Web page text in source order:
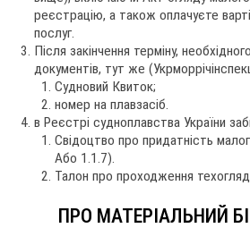
реєстрацію, а також оплачуєте
послуг.
Після закінчення терміну,
документів, тут же
Судновий Квиток;
номер на плавзасіб.
в Реєстрі судноплавства України
Свідоцтво про придатність
Або 1.1.7).
Талон про проходження
ПРО МАТЕРІАЛЬНИЙ